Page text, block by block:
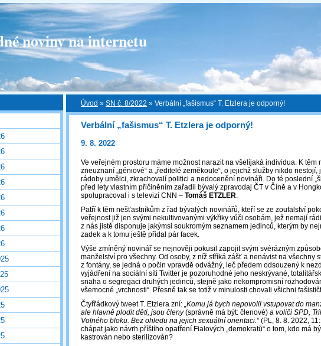
noviny na internetu
Úvod » SN č. 8/2022 » Verbální „fašismus“ T. Etzlera je odporný!
Verbální „fašismus“ T. Etzlera je odporný!
9. 8. 2022
Ve veřejném prostoru máme možnost narazit na všelijaká individua. K těm
zneuznaní „géniové“ a „ředitelé zeměkoule“, o jejichž služby nikdo nestojí,
rádoby umělci, zkrachovalí politici a nedocenění novináři. Do té poslední
před lety vlastním přičiněním zařadil bývalý zpravodaj ČT v Číně a v
spolupracoval i s televizí CNN – Tomáš ETZLER.
Patří k těm nešťastníkům z řad bývalých novinářů, kteří se ze zoufalství
veřejnost již jen svými nekultivovanými výkřiky vůči osobám, jež nemají
z nás jistě disponuje jakýmsi soukromým seznamem jedinců, kterým by
zadek a k tomu ještě přidal pár facek.
Výše zmíněný novinář se nejnověji pokusil zapojit svým svérázným
manželství pro všechny. Od osoby, z níž stříká zášť a nenávist na všechny
z fontány, se jedná o počin vpravdě odvážný, leč předem odsouzený k
vyjádření na sociální síti Twitter je pozoruhodné jeho neskrývané,
snaha o segregaci druhých jedinců, stejně jako nekompromisní
všemocné „vrchnosti“. Přesně tak se totiž v minulosti chovali všichni
Čtyřřádkový tweet T. Etzlera zní: „Komu já bych nepovolil vstupovat do
ale hlavně plodit děti, jsou členy(správně má být: členové) a voliči SPD,
Volného bloku. Bez ohledu na jejich sexuální orientaci.“(PL, 8. 8. 2022,
chápat jako návrh příštího opatření Fialových „demokratů“ o tom, kdo má
kastrován nebo sterilizován?